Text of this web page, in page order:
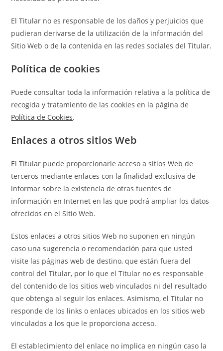
El Titular no es responsable de los daños y perjuicios que
pudieran derivarse de la utilización de la información del
Sitio Web o de la contenida en las redes sociales del Titular.
Política de cookies
Puede consultar toda la información relativa a la política de
recogida y tratamiento de las cookies en la página de
Política de Cookies.
Enlaces a otros sitios Web
El Titular puede proporcionarle acceso a sitios Web de
terceros mediante enlaces con la finalidad exclusiva de
informar sobre la existencia de otras fuentes de
información en Internet en las que podrá ampliar los datos
ofrecidos en el Sitio Web.
Estos enlaces a otros sitios Web no suponen en ningún
caso una sugerencia o recomendación para que usted
visite las páginas web de destino, que están fuera del
control del Titular, por lo que el Titular no es responsable
del contenido de los sitios web vinculados ni del resultado
que obtenga al seguir los enlaces. Asimismo, el Titular no
responde de los links o enlaces ubicados en los sitios web
vinculados a los que le proporciona acceso.
El establecimiento del enlace no implica en ningún caso la